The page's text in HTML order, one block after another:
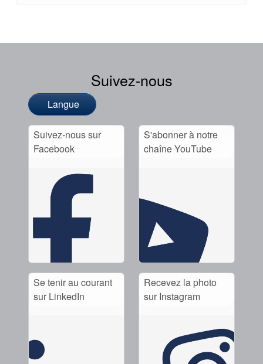
Suivez-nous
Langue
Suivez-nous sur
Facebook
S'abonner à notre
chaîne YouTube
Se tenir au courant
sur LinkedIn
Recevez la photo
sur Instagram